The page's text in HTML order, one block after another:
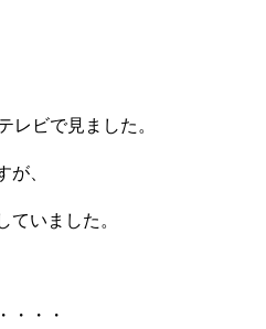
レビで見ました。
が、
ていました。
・・・